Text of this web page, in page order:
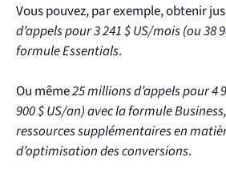
Vous pouvez, par exemple, obtenir
d’appels pour 3 241 $ US/mois (ou 38
formule Essentials.
Ou même25 millions d’appels pour 4
900 $ US/an) avec la formule
ressources supplémentaires en
d’optimisation des conversions.